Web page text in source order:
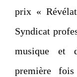
prix «
Syndicat
musique et
première